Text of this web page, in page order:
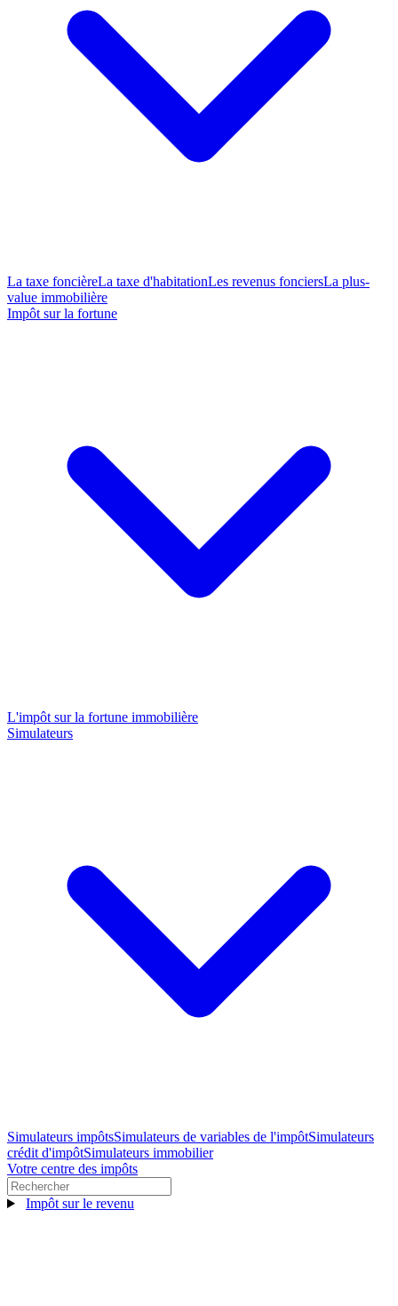
La taxe foncièreLa taxe d'habitationLes revenus fonciersLa plus-
value immobilière
Impôt sur la fortune
L'impôt sur la fortune immobilière
Simulateurs
Simulateurs impôtsSimulateurs de variables de l'impôtSimulateurs
crédit d'impôtSimulateurs immobilier
Votre centre des impôts
Impôt sur le revenu